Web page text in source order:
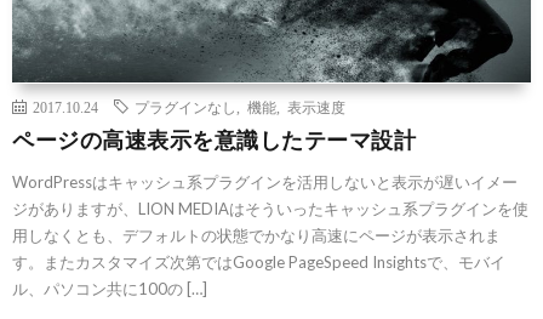
2017.10.24 プラグインなし 機能 表示速度
ページの高速表示を意識したテーマ設計
WordPressはキャッシュ系プラグインを活用しないと表示が遅いイメー
ジがありますが、LION MEDIAはそういったキャッシュ系プラグインを使
用しなくとも、デフォルトの状態でかなり高速にページが表示されま
す。またカスタマイズ次第ではGoogle PageSpeed Insightsで、モバイ
ル、パソコン共に100の […]